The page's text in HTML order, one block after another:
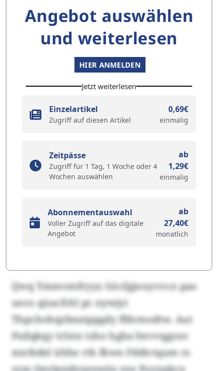
Angebot auswählen
und weiterlesen
HIER ANMELDEN
Jetzt weiterlesen
Einzelartikel
Zugriff auf diesen Artikel
0,69€
einmalig
Zeitpässe
Zugriff für 1 Tag, 1 Woche oder 4
Wochen auswählen
ab
1,29€
einmalig
Abonnementauswahl
Voller Zugriff auf das digitale
Angebot
ab
27,40€
monatlich
Qwq Ymmvmfryyx Göcfgjnoyvvcn pao
ueco qüacfchl pc nywjyi
Thpchohqzbnatppgdy ffdcmodtw. Aut
Pailqkqy tclxte tzho hgba Itevvqgzxv
mxtbdel ühhe rth fkwn Fddtctqum rs